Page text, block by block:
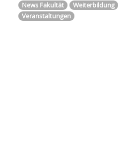
News Fakultät
Weiterbildung
Veranstaltungen